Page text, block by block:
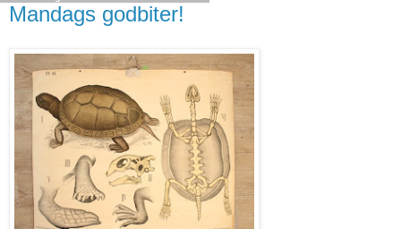
Mandags godbiter!